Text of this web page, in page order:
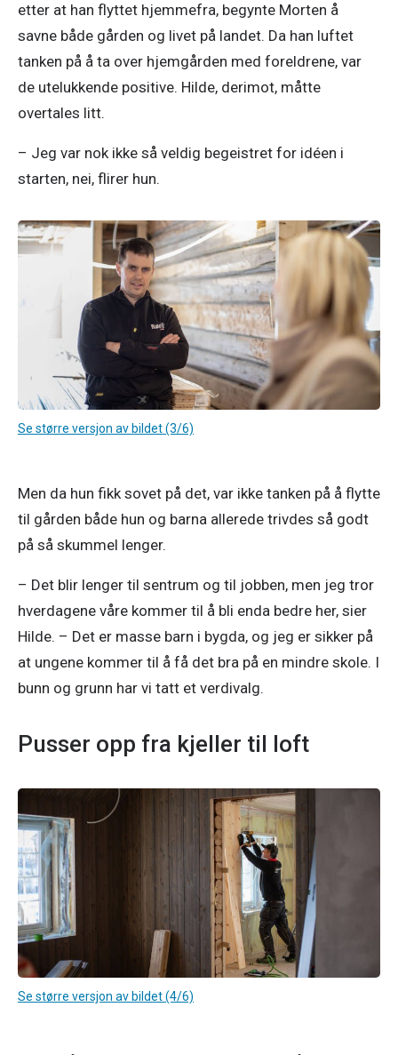
etter at han flyttet hjemmefra, begynte Morten å
savne både gården og livet på landet. Da han luftet
tanken på å ta over hjemgården med foreldrene, var
de utelukkende positive. Hilde, derimot, måtte
overtales litt.
– Jeg var nok ikke så veldig begeistret for idéen i
starten, nei, flirer hun.
Se større versjon av bildet (3/6)
Men da hun fikk sovet på det, var ikke tanken på å flytte
til gården både hun og barna allerede trivdes så godt
på så skummel lenger.
– Det blir lenger til sentrum og til jobben, men jeg tror
hverdagene våre kommer til å bli enda bedre her, sier
Hilde. – Det er masse barn i bygda, og jeg er sikker på
at ungene kommer til å få det bra på en mindre skole. I
bunn og grunn har vi tatt et verdivalg.
Pusser opp fra kjeller til loft
Se større versjon av bildet (4/6)